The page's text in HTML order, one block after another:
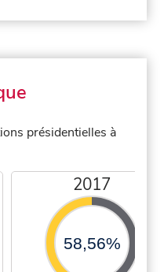
présidentielles à
2017
58,56%